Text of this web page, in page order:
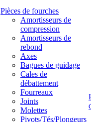
Pièces de fourches
Amortisseurs de
compression
Amortisseurs de
rebond
Axes
Bagues de guidage
Cales de
débattement
Fourreaux
Joints
Molettes
Pivots/Tés/Plongeurs